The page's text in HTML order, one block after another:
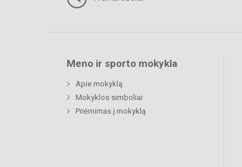
Meno ir sporto mokykla
Apie mokyklą
Mokyklos simboliai
Priėmimas į mokyklą